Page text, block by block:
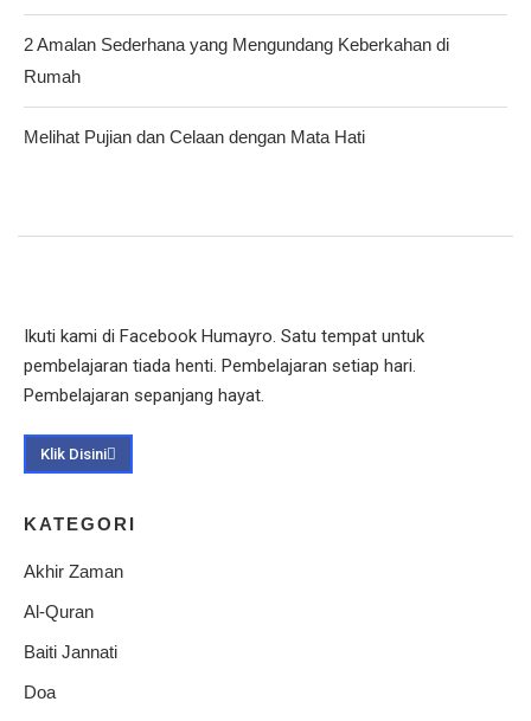
2 Amalan Sederhana yang Mengundang Keberkahan di
Rumah
Melihat Pujian dan Celaan dengan Mata Hati
Ikuti kami di Facebook Humayro. Satu tempat untuk
pembelajaran tiada henti. Pembelajaran setiap hari.
Pembelajaran sepanjang hayat.
Klik Disini
KATEGORI
Akhir Zaman
Al-Quran
Baiti Jannati
Doa